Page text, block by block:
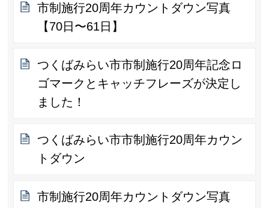
市制施行20周年カウントダウン写真
【70日〜61日】
つくばみらい市市制施行20周年記念ロ
ゴマークとキャッチフレーズが決定し
ました！
つくばみらい市市制施行20周年カウン
トダウン
市制施行20周年カウントダウン写真